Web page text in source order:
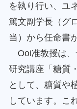
を執り行い、ユ
篤文副学長（グ
当）から任命書
Ooi准教授は、
研究講座「糖質
として、糖質や
しています。こ